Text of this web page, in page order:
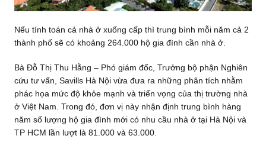
Nếu tính toán cả nhà ở xuống cấp thì trung bình mỗi năm cả 2
thành phố sẽ có khoảng 264.000 hộ gia đình cần nhà ở.
Bà Đỗ Thị Thu Hằng – Phó giám đốc, Trưởng bộ phận Nghiên
cứu tư vấn, Savills Hà Nội vừa đưa ra những phân tích nhằm
phác họa mức độ khỏe mạnh và triển vọng của thị trường nhà
ở Việt Nam. Trong đó, đơn vị này nhận định trung bình hàng
năm số lượng hộ gia đình mới có nhu cầu nhà ở tại Hà Nội và
TP HCM lần lượt là 81.000 và 63.000.